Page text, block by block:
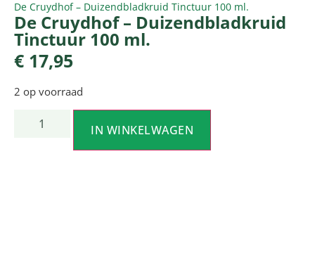
De Cruydhof – Duizendbladkruid Tinctuur 100 ml.
De Cruydhof – Duizendbladkruid
Tinctuur 100 ml.
€ 17,95
2 op voorraad
IN WINKELWAGEN